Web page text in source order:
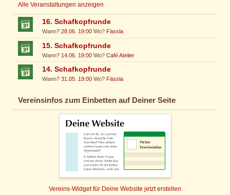
Alle Veranstaltungen anzeigen
16. Schafkopfrunde
Wann?28.06. 19:00 Wo?Fässla
15. Schafkopfrunde
Wann? 14.06. 19:00 Wo?Café Atelier
14. Schafkopfrunde
Wann?31.05. 19:00 Wo? Fässla
Vereinsinfos zum Einbetten auf Deiner Seite
Vereins-Widget für Deine Website jetzt erstellen